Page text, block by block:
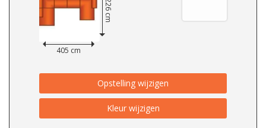
405 cm
226 cm
Opstelling wijzigen
Kleur wijzigen